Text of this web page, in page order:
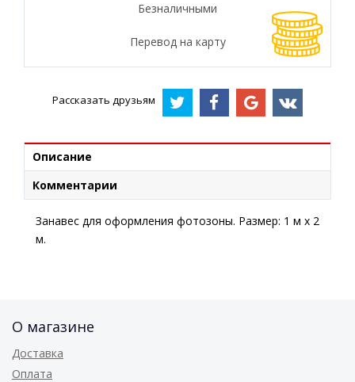
Безналичными
Перевод на карту
Рассказать друзьям
Описание
Комментарии
Занавес для оформления фотозоны. Размер: 1 м х 2
м.
О магазине
Доставка
Оплата